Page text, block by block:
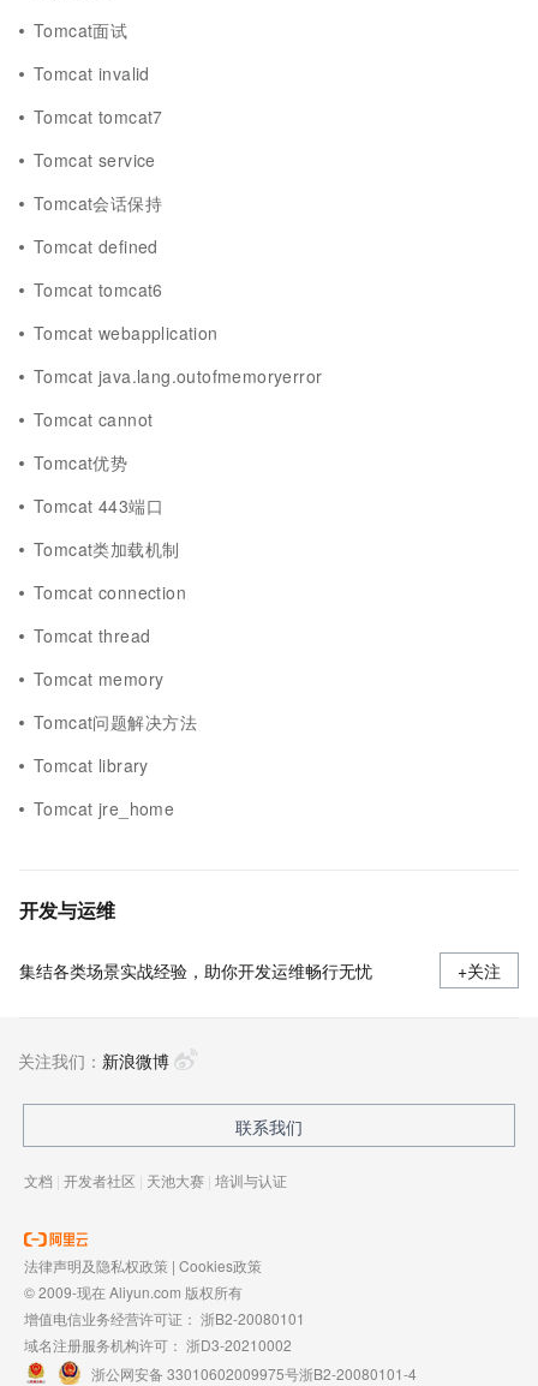
Tomcat面试
Tomcat invalid
Tomcat tomcat7
Tomcat service
Tomcat会话保持
Tomcat defined
Tomcat tomcat6
Tomcat webapplication
Tomcat java.lang.outofmemoryerror
Tomcat cannot
Tomcat优势
Tomcat 443端口
Tomcat类加载机制
Tomcat connection
Tomcat thread
Tomcat memory
Tomcat问题解决方法
Tomcat library
Tomcat jre_home
开发与运维
集结各类场景实战经验，助你开发运维畅行无忧 +关注
关注我们： 新浪微博
联系我们
文档 | 开发者社区 | 天池大赛 | 培训与认证
法律声明及隐私权政策 | Cookies政策
© 2009-现在 Aliyun.com 版权所有
增值电信业务经营许可证： 浙B2-20080101
域名注册服务机构许可： 浙D3-20210002
浙公网安备 33010602009975号浙B2-20080101-4